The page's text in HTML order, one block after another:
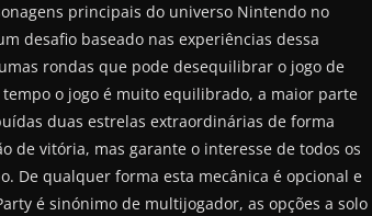
principais do universo Nintendo no
desafio baseado nas experiências dessa
rondas que pode desequilibrar o jogo de
o jogo é muito equilibrado, a maior parte
duas estrelas extraordinárias de forma
de vitória, mas garante o interesse de todos os
De qualquer forma esta mecânica é opcional e
é sinónimo de multijogador, as opções a solo